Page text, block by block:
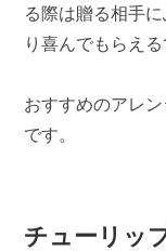
る際は贈る相手
り喜んでもらえる
おすすめのアレ
です。
チューリッ